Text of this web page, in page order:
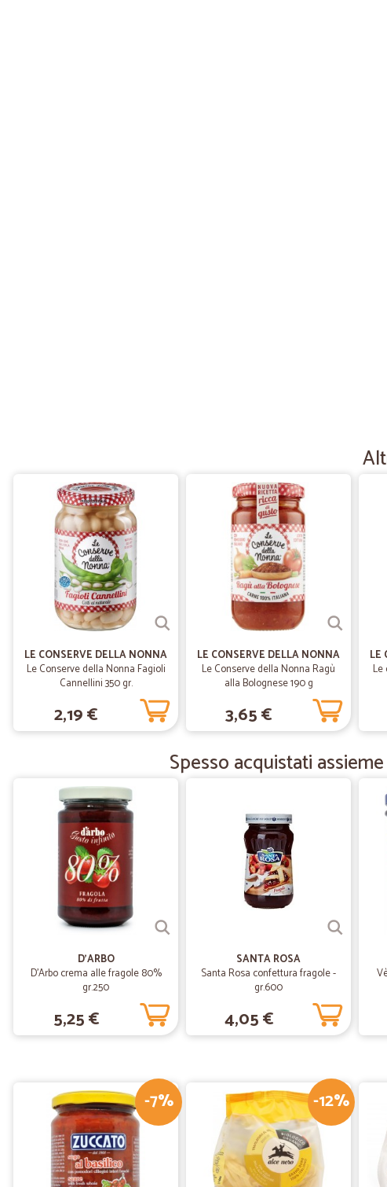
LE CONSERVE DELLA NONNA
Le Conserve della Nonna Fagioli
Cannellini 350 gr.
2,19 €
LE CONSERVE DELLA NONNA
Le Conserve della Nonna Ragù
alla Bolognese 190 g
3,65 €
LE
Spesso acquistati
D'ARBO
D'Arbo crema alle fragole 80%
gr.250
5,25 €
SANTA ROSA
Santa Rosa confettura fragole -
gr.600
4,05 €
-7% -12%